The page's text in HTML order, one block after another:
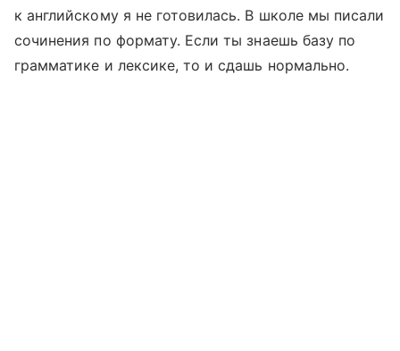
к английскому я не готовилась. В школе мы писали
сочинения по формату. Если ты знаешь базу по
грамматике и лексике, то и сдашь нормально.